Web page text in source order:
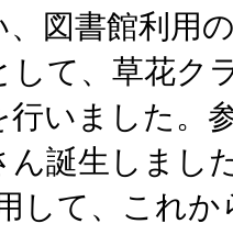
図書館利用
して、草花ク
行いました。
ん誕生しまし
して、これ